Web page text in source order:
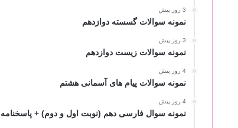
3 روز پیش
نمونه سوالات گسسته دوازدهم
3 روز پیش
نمونه سوالات زیست دوازدهم
4 روز پیش
نمونه سوالات پیام های آسمانی هشتم
4 روز پیش
نمونه سوال فارسی دهم (نوبت اول و دوم) + پاسخنامه